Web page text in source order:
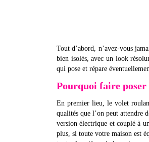
Tout d’abord, n’avez-vous
bien isolés, avec un look
qui pose et répare
Pourquoi faire
En premier lieu, le volet
qualités que l’on peut attendre
version électrique et couplé à
plus, si toute votre maison est